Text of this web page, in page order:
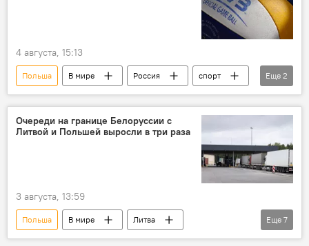
4 августа, 15:13
Польша В мире Россия
спорт
Спорт
волейбол
Еще 2
Очереди на границе Белоруссии с
Литвой и Польшей выросли в три раза
3 августа, 13:59
Польша В мире
Литва
Белоруссия
граница
Еще 7